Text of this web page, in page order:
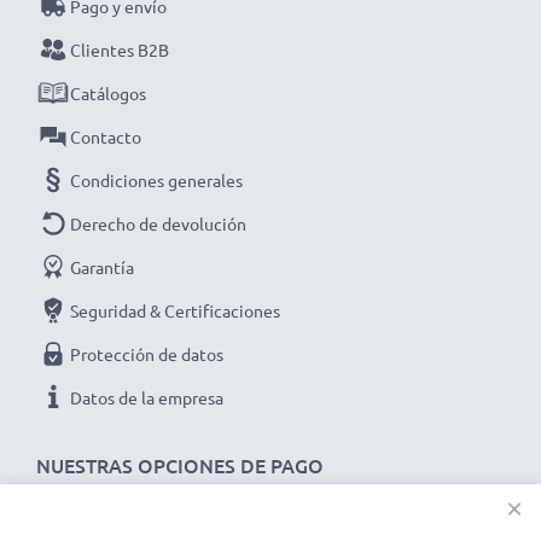
Elige CELLONIC y no te la juegues con la calidad,
¡haz tu pedido!
NUESTRAS OPCIONES DE PAGO
Pago y envío
Clientes B2B
Catálogos
Contacto
Condiciones generales
Derecho de devolución
Garantía
Seguridad & Certificaciones
Protección de datos
Datos de la empresa
×